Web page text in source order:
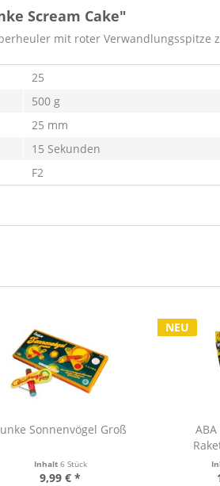
Scream Cake"
mit roter Verwandlungsspitze
25
500 g
25 mm
15 Sekunden
F2
Sonnenvögel Groß
Inhalt 6 Stück
9,99 € *
NEU